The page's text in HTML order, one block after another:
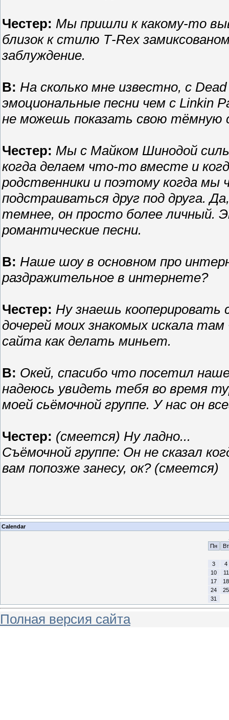
Честер: Мы пришли к какому-то
близок к стилю Т-Rex
заблуждение.
В: На сколько мне известно, с
эмоциональные песни чем с
не можешь показать свою тёмную
Честер: Мы с Майком Шинодой
когда делаем что-то вместе и
родственники и поэтому когда
подстраиваться друг под друга.
темнее, он просто более личный.
романтические песни.
В: Наше шоу в основном про
раздражительное в интернете?
Честер: Ну знаешь кооперировать
дочерей моих знакомых искала
сайта как делать миньет.
В: Окей, спасибо что посетил
надеюсь увидеть тебя во время
моей сьёмочной группе. У нас он
Честер: (смеется) Ну ладно...
Съёмочной группе: Он не сказал
вам попозже занесу, ок? (смеется)
Calendar
Пн
Вт
3
4
10
11
17
18
24
25
31
Полная версия сайта